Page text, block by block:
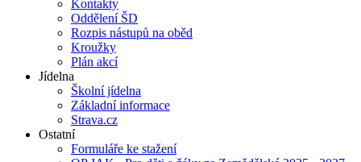
Kontakty
Oddělení ŠD
Rozpis nástupů na oběd
Kroužky
Plán akcí
Jídelna
Školní jídelna
Základní informace
Strava.cz
Ostatní
Formuláře ke stažení